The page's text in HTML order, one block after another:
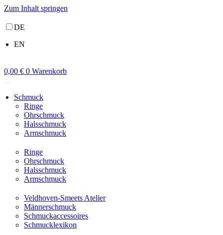
Zum Inhalt springen
DE
EN
0,00 € 0 Warenkorb
Schmuck
Ringe
Ohrschmuck
Halsschmuck
Armschmuck
Ringe
Ohrschmuck
Halsschmuck
Armschmuck
Veldhoven-Smeets Atelier
Männerschmuck
Schmuckaccessoires
Schmucklexikon